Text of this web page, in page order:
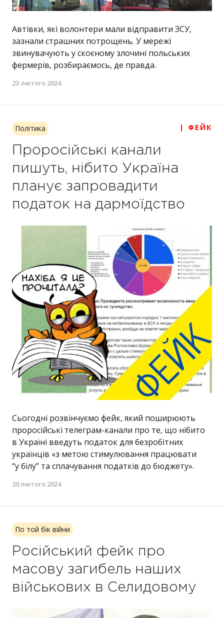
Автівки, які волонтери мали відправити ЗСУ,
зазнали страшних потрощень. У мережі
звинувачують у скоєному злочині польських
фермерів, розбираємось, де правда.
23 лютого 2024
Політика | ФЕЙК
Проросійські канали
пишуть, нібито Україна
планує запровадити
податок на дармоїдство
Сьогодні розвінчуємо фейк, який поширюють
проросійські телеграм-канали про те, що нібито
в Україні введуть податок для безробітних
українців «з метою стимулювання працювати
“у білу” та сплачування податків до бюджету».
20 лютого 2024
По той бік війни
Російський фейк про
масову загибель наших
військових в Селидовому